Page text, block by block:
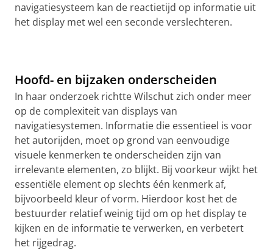
navigatiesysteem kan de reactietijd op informatie uit
het display met wel een seconde verslechteren.
Hoofd- en bijzaken onderscheiden
In haar onderzoek richtte Wilschut zich onder meer
op de complexiteit van displays van
navigatiesystemen. Informatie die essentieel is voor
het autorijden, moet op grond van eenvoudige
visuele kenmerken te onderscheiden zijn van
irrelevante elementen, zo blijkt. Bij voorkeur wijkt het
essentiële element op slechts één kenmerk af,
bijvoorbeeld kleur of vorm. Hierdoor kost het de
bestuurder relatief weinig tijd om op het display te
kijken en de informatie te verwerken, en verbetert
het rijgedrag.